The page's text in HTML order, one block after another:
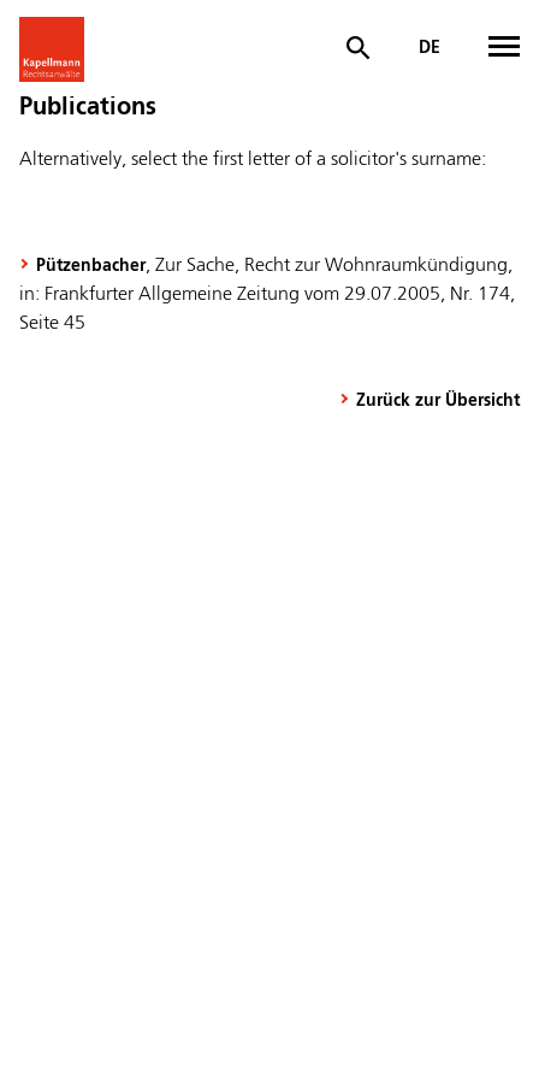
DE
Publications
Alternatively, select the first letter of a solicitor's surname:
Pützenbacher, Zur Sache, Recht zur Wohnraumkündigung,
in: Frankfurter Allgemeine Zeitung vom 29.07.2005, Nr. 174,
Seite 45
Zurück zur Übersicht